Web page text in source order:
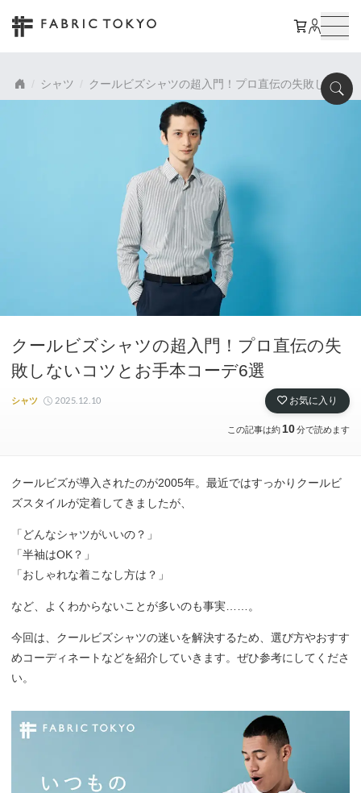
シャツ クールビズシャツの超入門！プロ直伝の失敗しない
クールビズシャツの超入門！プロ直伝の失
敗しないコツとお手本コーデ6選
シャツ 2025.12.10 お気に入り
この記事は約 10分で読めます
クールビズが導入されたのが2005年。最近ではすっかりクールビ
ズスタイルが定着してきましたが、
「どんなシャツがいいの？」
「半袖はOK？」
「おしゃれな着こなし方は？」
など、よくわからないことが多いのも事実……。
今回は、クールビズシャツの迷いを解決するため、選び方やおすす
めコーディネートなどを紹介していきます。ぜひ参考にしてくださ
い。